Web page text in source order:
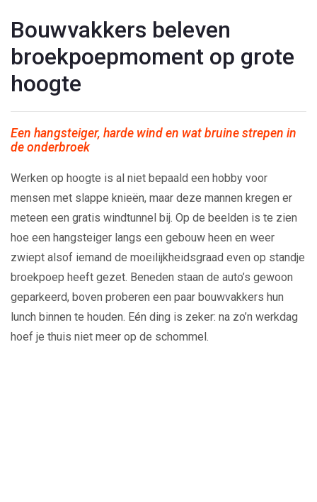
Bouwvakkers beleven
broekpoepmoment op grote
hoogte
Een hangsteiger, harde wind en wat bruine strepen in
de onderbroek
Werken op hoogte is al niet bepaald een hobby voor
mensen met slappe knieën, maar deze mannen kregen er
meteen een gratis windtunnel bij. Op de beelden is te zien
hoe een hangsteiger langs een gebouw heen en weer
zwiept alsof iemand de moeilijkheidsgraad even op standje
broekpoep heeft gezet. Beneden staan de auto’s gewoon
geparkeerd, boven proberen een paar bouwvakkers hun
lunch binnen te houden. Eén ding is zeker: na zo’n werkdag
hoef je thuis niet meer op de schommel.